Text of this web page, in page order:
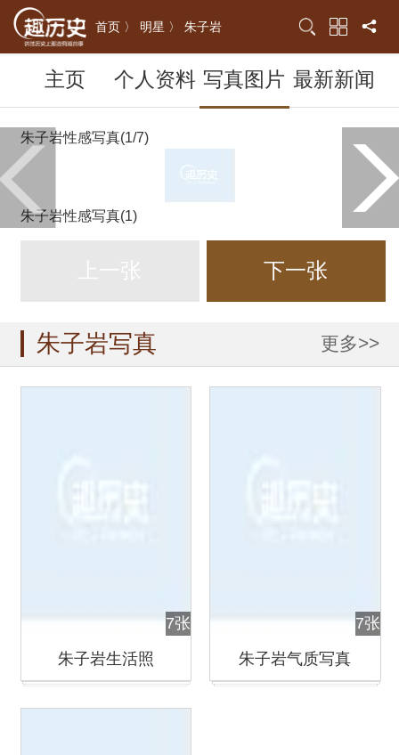
首页 〉 明星 〉 朱子岩
主页 个人资料 写真图片 最新新闻
朱子岩性感写真(1/7)
朱子岩性感写真(1)
下一张
朱子岩写真 更多>>
7张
朱子岩生活照
7张
朱子岩气质写真